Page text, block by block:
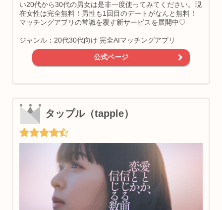
い20代から30代の男女は是非一度使ってみてください。現
在女性は完全無料！男性も1回目のデートがなんと無料！
マッチングアプリの常識を覆す新サービスを展開中♡
ジャンル：20代30代向け 完全AIマッチングアプリ
公式ページ
タップル（tapple）